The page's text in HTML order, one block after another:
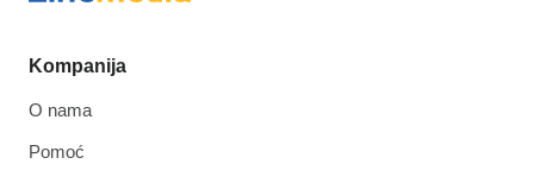
Kompanija
O nama
Pomoć